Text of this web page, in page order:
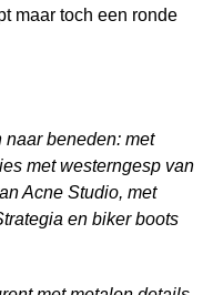
maar toch een ronde
naar beneden: met
met westerngesp van
Acne Studio, met
en biker boots